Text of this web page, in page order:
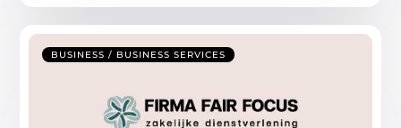
BUSINESS / BUSINESS SERVICES